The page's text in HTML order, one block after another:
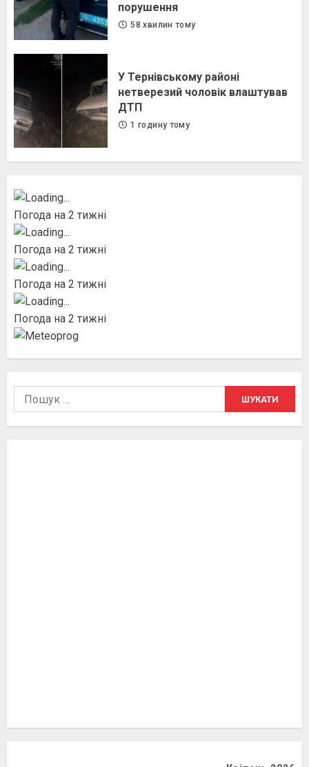
порушення
58 хвилин тому
У Тернівському районі
нетверезий чоловік влаштував
ДТП
1 годину тому
Погода на 2 тижні
Погода на 2 тижні
Погода на 2 тижні
Погода на 2 тижні
Пошук: